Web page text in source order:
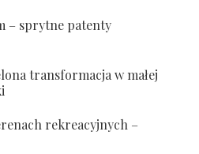
– sprytne patenty
transformacja w małej
rekreacyjnych –